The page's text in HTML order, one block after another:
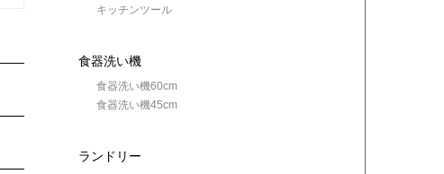
キッチンツール
食器洗い機
食器洗い機60cm
食器洗い機45cm
ランドリー